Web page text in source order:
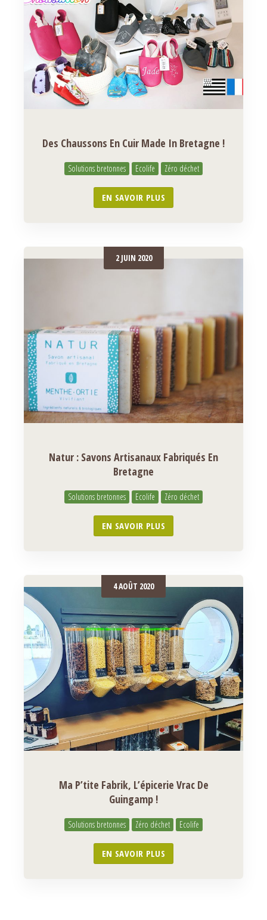
Des Chaussons En Cuir Made In Bretagne !
Solutions bretonnes Ecolife Zéro déchet
EN SAVOIR PLUS
2 JUIN 2020
Natur : Savons Artisanaux Fabriqués En
Bretagne
Solutions bretonnes Ecolife Zéro déchet
EN SAVOIR PLUS
4 AOÛT 2020
Ma P’tite Fabrik, L’épicerie Vrac De
Guingamp !
Solutions bretonnes Zéro déchet Ecolife
EN SAVOIR PLUS